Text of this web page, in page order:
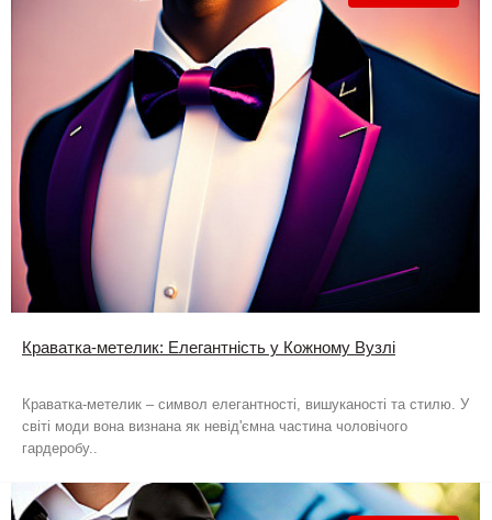
Краватка-метелик: Елегантність у Кожному Вузлі
Краватка-метелик – символ елегантності, вишуканості та стилю. У
світі моди вона визнана як невід'ємна частина чоловічого
гардеробу..